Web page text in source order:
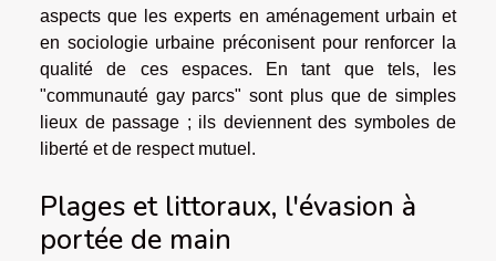
aspects que les experts en aménagement urbain et
en sociologie urbaine préconisent pour renforcer la
qualité de ces espaces. En tant que tels, les
"communauté gay parcs" sont plus que de simples
lieux de passage ; ils deviennent des symboles de
liberté et de respect mutuel.
Plages et littoraux, l'évasion à
portée de main